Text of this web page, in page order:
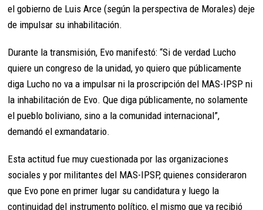
el gobierno de Luis Arce (según la perspectiva de Morales) deje
de impulsar su inhabilitación.
Durante la transmisión, Evo manifestó: “Si de verdad Lucho
quiere un congreso de la unidad, yo quiero que públicamente
diga Lucho no va a impulsar ni la proscripción del MAS-IPSP ni
la inhabilitación de Evo. Que diga públicamente, no solamente
el pueblo boliviano, sino a la comunidad internacional”,
demandó el exmandatario.
Esta actitud fue muy cuestionada por las organizaciones
sociales y por militantes del MAS-IPSP, quienes consideraron
que Evo pone en primer lugar su candidatura y luego la
continuidad del instrumento político, el mismo que ya recibió